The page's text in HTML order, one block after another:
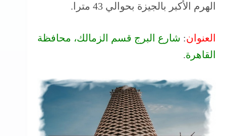
الهرم الأكبر بالجيزة بحوالي 43 مترا.
العنوان: شارع البرج قسم الزمالك، محافظة
القاهرة‬.